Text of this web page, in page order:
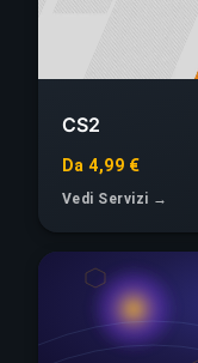
CS2
Da 4,99 €
Vedi Servizi →